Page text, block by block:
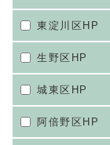
東淀川区HP
生野区HP
城東区HP
阿倍野区HP